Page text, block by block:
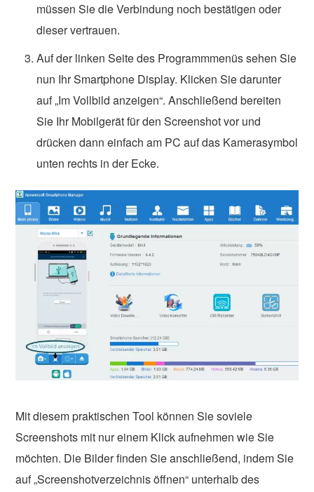
müssen Sie die Verbindung noch bestätigen oder
dieser vertrauen.
Auf der linken Seite des Programmmenüs sehen Sie
nun Ihr Smartphone Display. Klicken Sie darunter
auf „Im Vollbild anzeigen“. Anschließend bereiten
Sie Ihr Mobilgerät für den Screenshot vor und
drücken dann einfach am PC auf das Kamerasymbol
unten rechts in der Ecke.
Mit diesem praktischen Tool können Sie soviele
Screenshots mit nur einem Klick aufnehmen wie Sie
möchten. Die Bilder finden Sie anschließend, indem Sie
auf „Screenshotverzeichnis öffnen“ unterhalb des